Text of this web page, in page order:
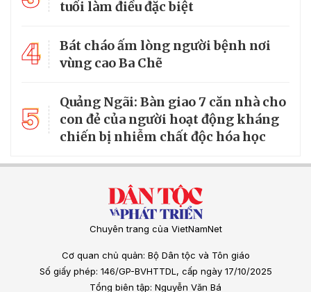
tuổi làm điều đặc biệt
4
Bát cháo ấm lòng người bệnh nơi
vùng cao Ba Chẽ
5
Quảng Ngãi: Bàn giao 7 căn nhà cho
con đẻ của người hoạt động kháng
chiến bị nhiễm chất độc hóa học
Chuyên trang của VietNamNet
Cơ quan chủ quản: Bộ Dân tộc và Tôn giáo
Số giấy phép: 146/GP-BVHTTDL, cấp ngày 17/10/2025
Tổng biên tập: Nguyễn Văn Bá